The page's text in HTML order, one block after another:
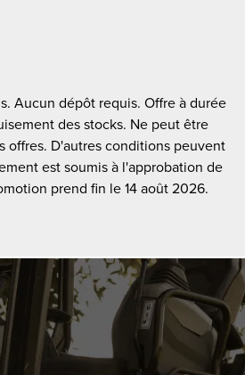
Aucun dépôt requis. Offre à durée
des stocks. Ne peut être
offres. D'autres conditions peuvent
est soumis à l'approbation de
prend fin le 14 août 2026.